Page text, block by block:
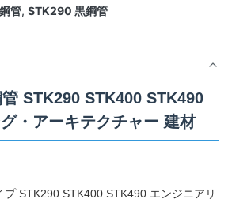
管, STK290 黒鋼管
STK290 STK400 STK490
・アーキテクチャー 建材
STK290 STK400 STK490 エンジニアリ